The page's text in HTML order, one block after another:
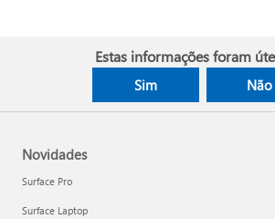
Estas informações foram
Sim Não
Novidades
Surface Pro
Surface Laptop